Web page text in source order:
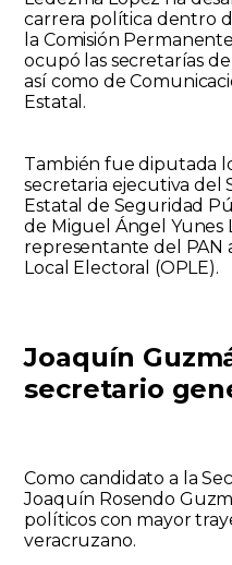
carrera política dentro
la Comisión
ocupó las secretarías
así como de
Estatal.
También fue diputada
secretaria ejecutiva del
Estatal de Seguridad
de Miguel Ángel Yunes
representante del PAN
Local Electoral (OPLE).
Joaquín
secretario
Como candidato a la
Joaquín Rosendo
políticos con mayor
veracruzano.